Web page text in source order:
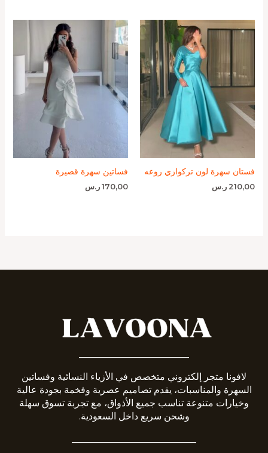
فستان سهرة لون تركوازي روعه
210,00 ر.س
فساتين سهرة قصيرة
170,00 ر.س
لافونا متجر إلكتروني متخصص في الأزياء النسائية وفساتين
السهرة والمناسبات، يقدم تصاميم عصرية وفخمة بجودة عالية
وخيارات متنوعة تناسب جميع الأذواق، مع تجربة تسوق سهلة
وشحن سريع داخل السعودية.